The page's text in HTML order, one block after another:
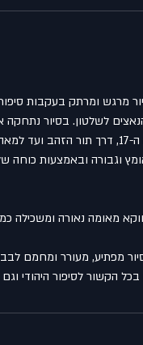
סיור מרגש ומרתק בעקבות
לשלטון. בסיור
וגבורה ובאמצעות כוחה
סיור מפתיע, מעורר ומחמם
הקשור לסיפור היהודי